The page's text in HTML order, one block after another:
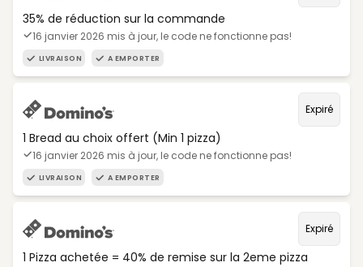
35% de réduction sur la commande
16 janvier 2026 mis à jour, le code ne fonctionne pas!
LIVRAISON A EMPORTER
Expiré
1 Bread au choix offert (Min 1 pizza)
16 janvier 2026 mis à jour, le code ne fonctionne pas!
LIVRAISON A EMPORTER
Expiré
1 Pizza achetée = 40% de remise sur la 2eme pizza